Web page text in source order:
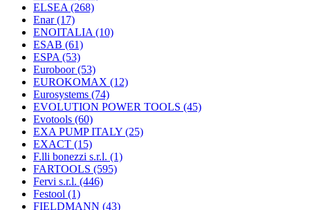
ELSEA (268)
Enar(17)
ENOITALIA (10)
ESAB (61)
ESPA (53)
Euroboor(53)
EUROKOMAX (12)
Eurosystems (74)
EVOLUTION POWER TOOLS (45)
Evotools (60)
EXA PUMP ITALY (25)
EXACT (15)
F.lli bonezzi s.r.l. (1)
FARTOOLS (595)
Fervi s.r.l. (446)
Festool (1)
FIELDMANN (43)